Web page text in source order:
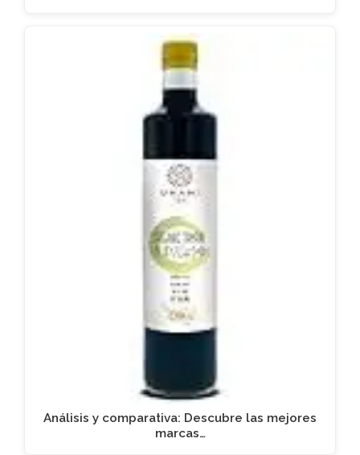
Análisis y comparativa: Descubre las mejores
marcas…